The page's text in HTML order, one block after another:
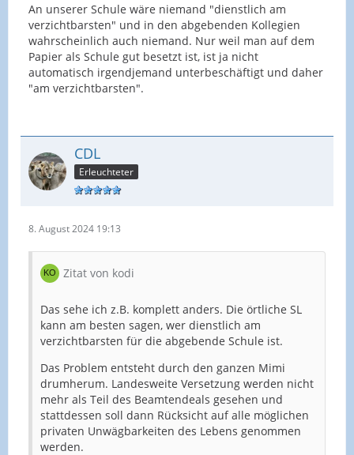
An unserer Schule wäre niemand "dienstlich am
verzichtbarsten" und in den abgebenden Kollegien
wahrscheinlich auch niemand. Nur weil man auf dem
Papier als Schule gut besetzt ist, ist ja nicht
automatisch irgendjemand unterbeschäftigt und daher
"am verzichtbarsten".
CDL
Erleuchteter
8. August 2024 19:13
Zitat von kodi
Das sehe ich z.B. komplett anders. Die örtliche SL
kann am besten sagen, wer dienstlich am
verzichtbarsten für die abgebende Schule ist.
Das Problem entsteht durch den ganzen Mimi
drumherum. Landesweite Versetzung werden nicht
mehr als Teil des Beamtendeals gesehen und
stattdessen soll dann Rücksicht auf alle möglichen
privaten Unwägbarkeiten des Lebens genommen
werden.